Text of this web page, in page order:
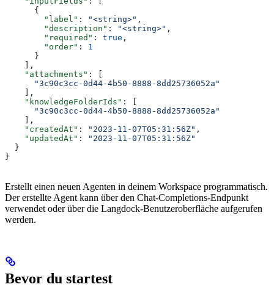
      {
        "label"
: "<string>" ,
        "description"
: "<string>" ,
        "required"
: true ,
        "order"
: 1
      }
    ],
    "attachments"
: [
      "3c90c3cc-0d44-4b50-8888-8dd25736052a"
    ],
    "knowledgeFolderIds"
: [
      "3c90c3cc-0d44-4b50-8888-8dd25736052a"
    ],
    "createdAt"
: "2023-11-07T05:31:56Z" ,
    "updatedAt"
:
"2023-11-07T05:31:56Z"
  }
}
Erstellt einen neuen Agenten in deinem Workspace programmatisch.
Der erstellte Agent kann über den Chat-Completions-Endpunkt
verwendet oder über die Langdock-Benutzeroberfläche aufgerufen
werden.
Bevor du startest